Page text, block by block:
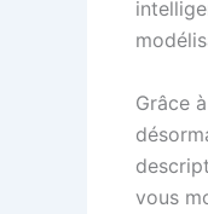
Grâce
vous